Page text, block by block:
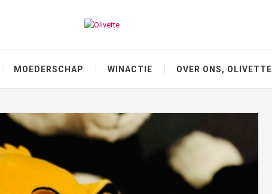
MOEDERSCHAP WINACTIE OVER ONS, OLIVETTE